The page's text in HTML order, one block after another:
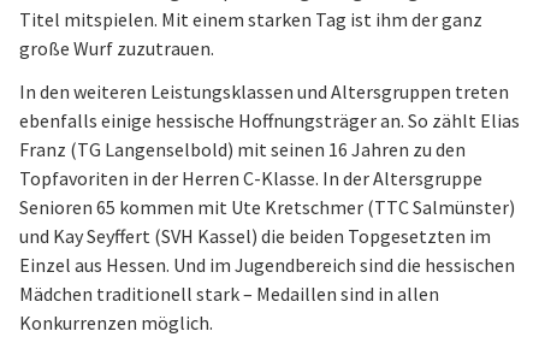
Titel mitspielen. Mit einem starken Tag ist ihm der ganz
große Wurf zuzutrauen.
In den weiteren Leistungsklassen und Altersgruppen treten
ebenfalls einige hessische Hoffnungsträger an. So zählt Elias
Franz (TG Langenselbold) mit seinen 16 Jahren zu den
Topfavoriten in der Herren C-Klasse. In der Altersgruppe
Senioren 65 kommen mit Ute Kretschmer (TTC Salmünster)
und Kay Seyffert (SVH Kassel) die beiden Topgesetzten im
Einzel aus Hessen. Und im Jugendbereich sind die hessischen
Mädchen traditionell stark – Medaillen sind in allen
Konkurrenzen möglich.